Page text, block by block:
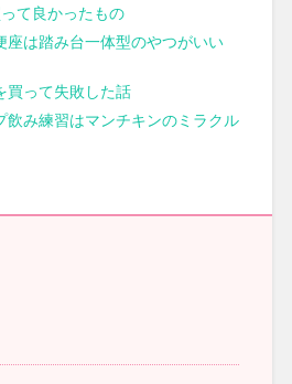
て良かったもの
座は踏み台一体型のやつがいい
買って失敗した話
飲み練習はマンチキンのミラクル